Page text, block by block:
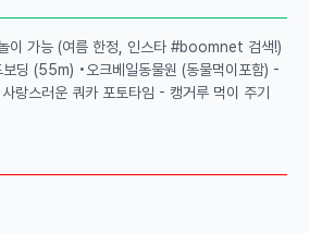
이 가능 (여름 한정, 인스타 #boomnet 검색!)
딩 (55m) •오크베일동물원 (동물먹이포함) -
랑스러운 쿼카 포토타임 - 캥거루 먹이 주기